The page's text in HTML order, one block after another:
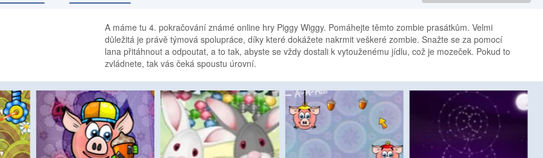
A máme tu 4. pokračování známé online hry Piggy Wiggy. Pomáhejte těmto zombie prasátkům. Velmi
důležitá je právě týmová spolupráce, díky které dokážete nakrmit veškeré zombie. Snažte se za pomocí
lana přitáhnout a odpoutat, a to tak, abyste se vždy dostali k vytouženému jídlu, což je mozeček. Pokud to
zvládnete, tak vás čeká spoustu úrovní.